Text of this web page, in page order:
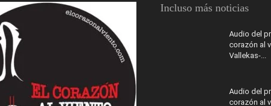
Incluso más noticias
Audio del
corazón al
Vallekas-...
Audio del
corazón al